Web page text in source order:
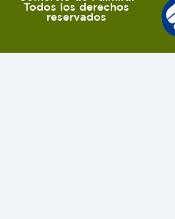
Todos los derechos
reservados